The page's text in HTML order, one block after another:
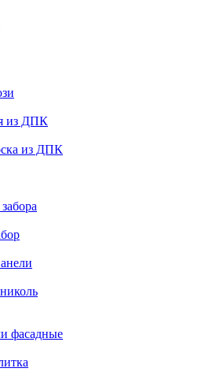
из ДПК
из ДПК
фасадные